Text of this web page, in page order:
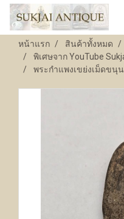
หน้าแรก สินค้าทั้งหมด
พิเศษจาก YouTube
พระกำแพงเขย่งเม็ดขนุ